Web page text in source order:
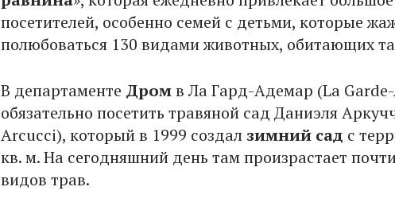
посетителей, особенно семей с детьми, которые
полюбоваться 130 видами животных, обитающих
В департаменте Дромв Ла Гард-Адемар (La
обязательно посетить травяной сад Даниэля
Arcucci), который в 1999 создал зимний сад с
кв. м. На сегодняшний день там произрастает
видов трав.